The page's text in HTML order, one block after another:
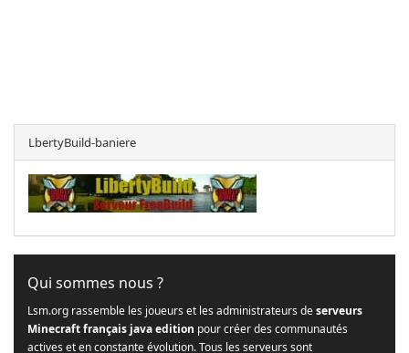
LbertyBuild-baniere
Qui sommes nous ?
Lsm.org rassemble les joueurs et les administrateurs deserveurs
Minecraft français java edition pour créer des communautés
actives et en constante évolution. Tous les serveurs sont